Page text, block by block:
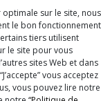
sur le site, nous
le bon fonctionnement
tiers utilisent
le site pour vous
sites Web et dans
vous acceptez
vous pouvez lire notre